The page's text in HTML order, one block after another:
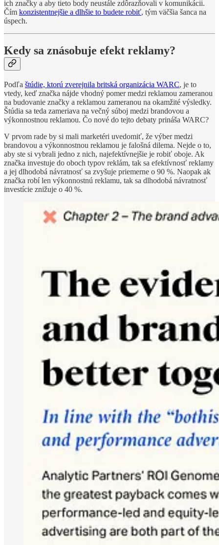
ich značky a aby tieto body neustále zdôrazňovali v komunikácii.
Čím konzistentnejšie a dlhšie to budete robiť, tým väčšia šanca na
úspech.
Kedy sa znásobuje efekt reklamy?
Podľa štúdie, ktorú zverejnila britská organizácia WARC, je to
vtedy, keď značka nájde vhodný pomer medzi reklamou zameranou
na budovanie značky a reklamou zameranou na okamžité výsledky.
Štúdia sa teda zameriava na večný súboj medzi brandovou a
výkonnostnou reklamou. Čo nové do tejto debaty prináša WARC?
V prvom rade by si mali marketéri uvedomiť, že výber medzi
brandovou a výkonnostnou reklamou je falošná dilema. Nejde o to,
aby ste si vybrali jedno z nich, najefektívnejšie je robiť oboje. Ak
značka investuje do oboch typov reklám, tak sa efektívnosť reklamy
a jej dlhodobá návratnosť sa zvyšuje priemerne o 90 %. Naopak ak
značka robí len výkonnostnú reklamu, tak sa dlhodobá návratnosť
investície znižuje o 40 %.